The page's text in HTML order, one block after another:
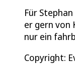
Für
er gern von
nur ein
Copyright: